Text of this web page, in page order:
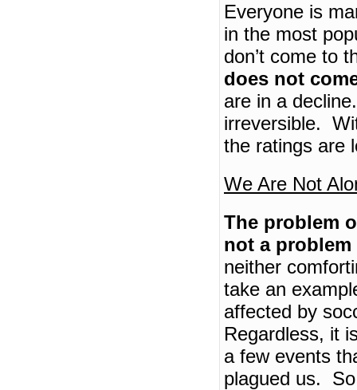
Everyone is
in the most
don’t come to
does not
are in a decline.
irreversible.
the ratings are
We Are Not
The problem
not a
neither
take an
affected by
Regardless, it
a few events
plagued us.